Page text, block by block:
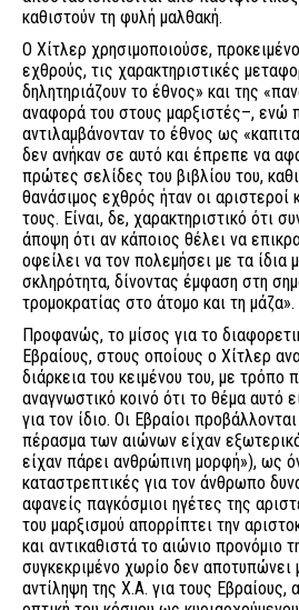
καθιστούν τη φυλή μαλθακή.
Ο Χίτλερ χρησιμοποιούσε,
εχθρούς, τις χαρακτηριστικές
δηλητηριάζουν το έθνος» και της
αναφορά του στους μαρξιστές–, ενώ
αντιλαμβάνονταν το έθνος ως
δεν ανήκαν σε αυτό και έπρεπε να
πρώτες σελίδες του βιβλίου του,
θανάσιμος εχθρός ήταν οι αριστεροί
τους. Είναι, δε, χαρακτηριστικό ότι
άποψη ότι αν κάποιος θέλει να
οφείλει να τον πολεμήσει με τα ίδια
σκληρότητα, δίνοντας έμφαση στη
τρομοκρατίας στο άτομο και τη μάζα».
Προφανώς, το μίσος για το
Εβραίους, στους οποίους ο Χίτλερ
διάρκεια του κειμένου του, με
αναγνωστικό κοινό ότι το θέμα αυτό
για τον ίδιο. Οι Εβραίοι
πέρασμα των αιώνων είχαν
είχαν πάρει ανθρώπινη μορφή»), ως
καταστρεπτικές για τον άνθρωπο
αφανείς παγκόσμιοι ηγέτες της
του μαρξισμού απορρίπτει την
και αντικαθιστά το αιώνιο προνόμιο
συγκεκριμένο χωρίο δεν αποτυπώνει
αντίληψη της Χ.Α. για τους Εβραίους,